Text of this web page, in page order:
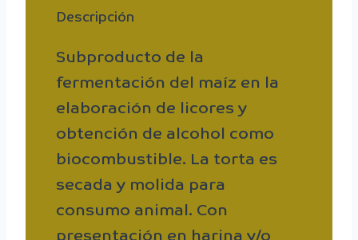
Descripción
Subproducto de la
fermentación del maíz en la
elaboración de licores y
obtención de alcohol como
biocombustible. La torta es
secada y molida para
consumo animal. Con
presentación en harina y/o